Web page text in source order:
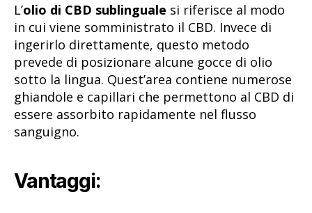
L’olio di CBD sublinguale si riferisce al modo
in cui viene somministrato il CBD. Invece di
ingerirlo direttamente, questo metodo
prevede di posizionare alcune gocce di olio
sotto la lingua. Quest’area contiene numerose
ghiandole e capillari che permettono al CBD di
essere assorbito rapidamente nel flusso
sanguigno.
Vantaggi: